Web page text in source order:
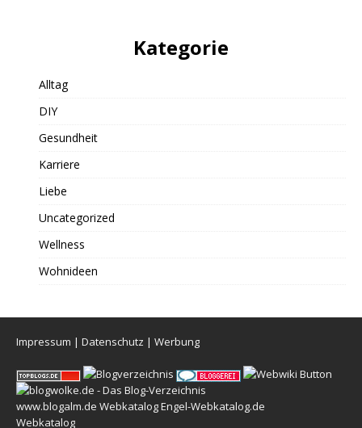
Kategorie
Alltag
DIY
Gesundheit
Karriere
Liebe
Uncategorized
Wellness
Wohnideen
Impressum | Datenschutz | Werbung
www.blogalm.de WebkatalogEngel-Webkatalog.de
Webkatalog